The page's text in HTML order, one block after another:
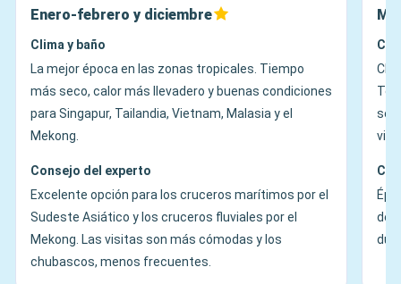
Enero-febrero y diciembre
Clima y baño
La mejor época en las zonas tropicales. Tiempo
más seco, calor más llevadero y buenas condiciones
para Singapur, Tailandia, Vietnam, Malasia y el
Mekong.
Consejo del experto
Excelente opción para los cruceros marítimos por el
Sudeste Asiático y los cruceros fluviales por el
Mekong. Las visitas son más cómodas y los
chubascos, menos frecuentes.